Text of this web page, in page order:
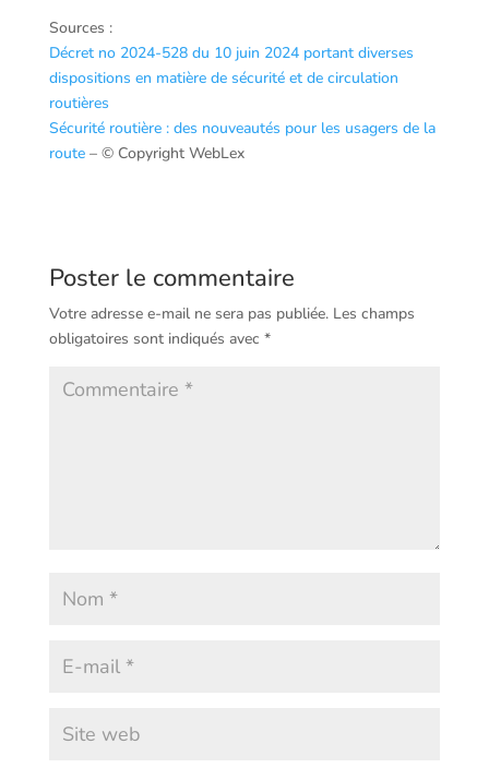
Sources :
Décret no 2024-528 du 10 juin 2024 portant diverses
dispositions en matière de sécurité et de circulation
routières
Sécurité routière : des nouveautés pour les usagers de la
route– © Copyright WebLex
Poster le commentaire
Votre adresse e-mail ne sera pas publiée. Les champs
obligatoires sont indiqués avec *